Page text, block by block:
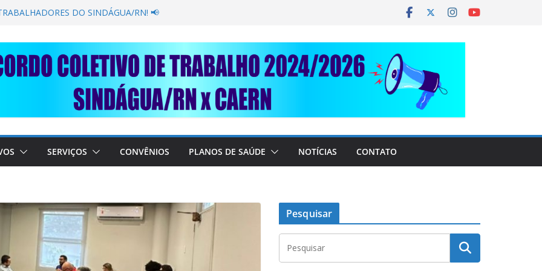
SECAR SUA TORNEIRA: UNIDOS
em importante debate com o Ministro
A SABESP! 🚨
AJUDE O NOSSO
RAIMUNDO DA CAERN!
SERVIÇOS CONVÊNIOS PLANOS DE SAÚDE NOTÍCIAS CONTATO
Pesquisar